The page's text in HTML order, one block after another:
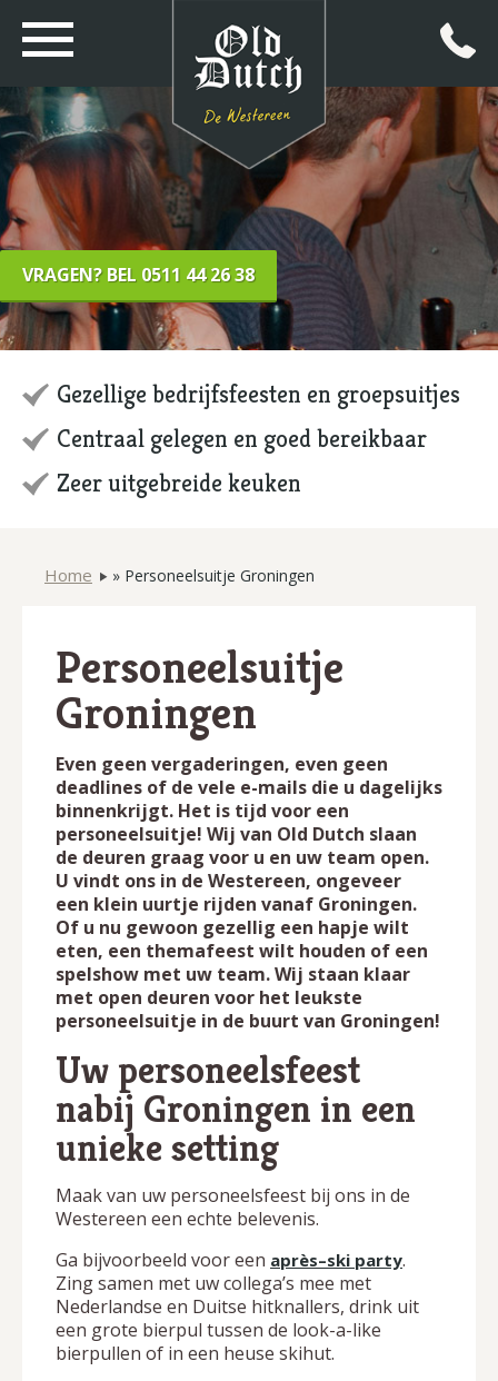
VRAGEN? BEL 0511 44 26 38
Gezellige bedrijfsfeesten en groepsuitjes
Centraal gelegen en goed bereikbaar
Zeer uitgebreide keuken
Home » Personeelsuitje Groningen
Personeelsuitje
Groningen
Even geen vergaderingen, even geen
deadlines of de vele e-mails die u dagelijks
binnenkrijgt. Het is tijd voor een
personeelsuitje! Wij van Old Dutch slaan
de deuren graag voor u en uw team open.
U vindt ons in de Westereen, ongeveer
een klein uurtje rijden vanaf Groningen.
Of u nu gewoon gezellig een hapje wilt
eten, een themafeest wilt houden of een
spelshow met uw team. Wij staan klaar
met open deuren voor het leukste
personeelsuitje in de buurt van Groningen!
Uw personeelsfeest
nabij Groningen in een
unieke setting
Maak van uw personeelsfeest bij ons in de
Westereen een echte belevenis.
Ga bijvoorbeeld voor een après–ski party.
Zing samen met uw collega’s mee met
Nederlandse en Duitse hitknallers, drink uit
een grote bierpul tussen de look-a-like
bierpullen of in een heuse skihut.